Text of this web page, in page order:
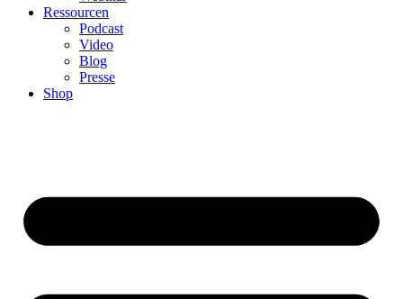
Ressourcen
Podcast
Video
Blog
Presse
Shop